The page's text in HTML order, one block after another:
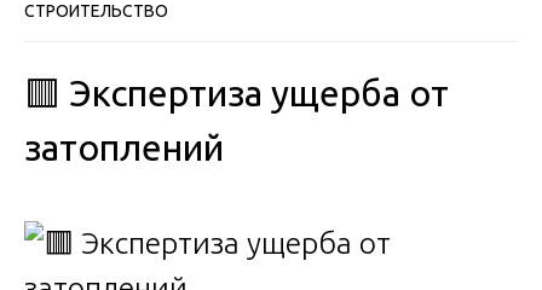
СТРОИТЕЛЬСТВО
🟥 Экспертиза ущерба от
затоплений